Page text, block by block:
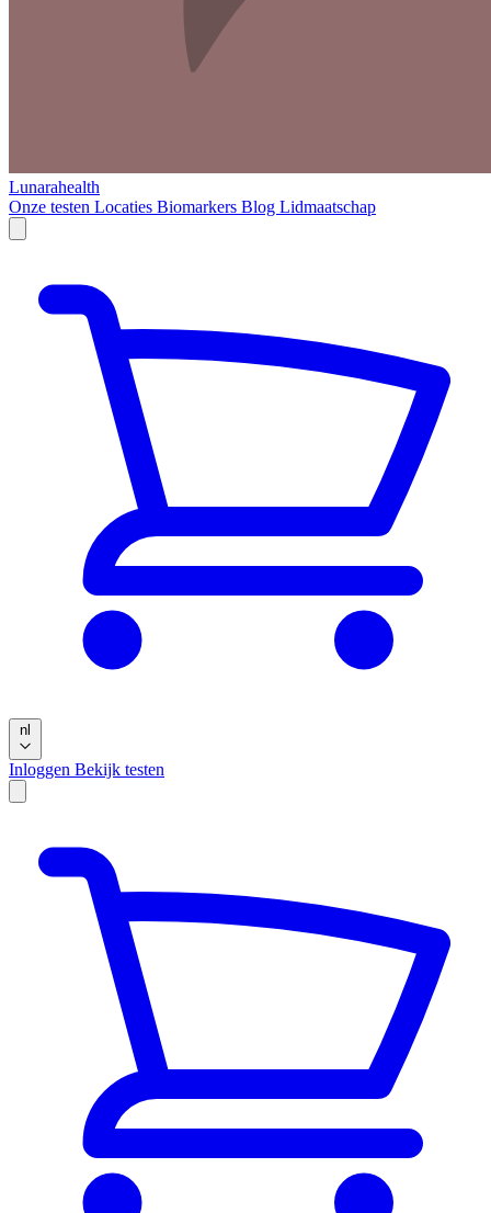
Lunarahealth
Onze testen Locaties Biomarkers Blog Lidmaatschap
nl
Inloggen Bekijk testen